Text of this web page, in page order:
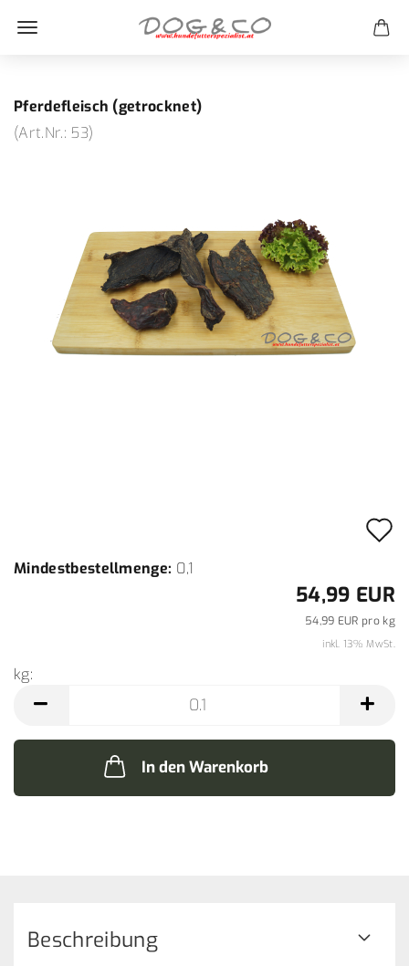
Pferdefleisch (getrocknet)
(Art.Nr.: 53)
Mindestbestellmenge: 0,1
54,99 EUR
54,99 EUR pro kg
inkl. 13% MwSt.
kg:
In den Warenkorb
Beschreibung